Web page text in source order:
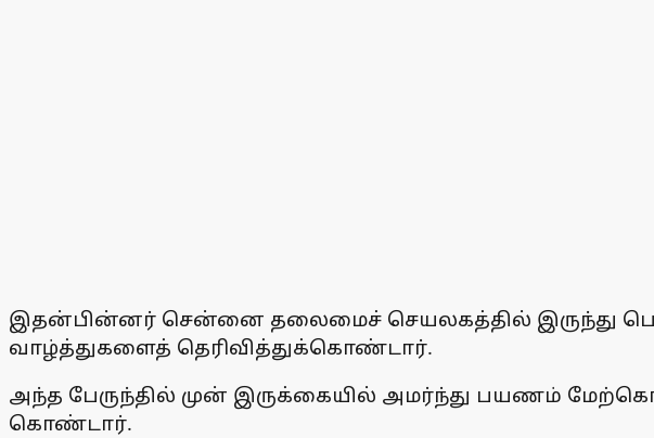
இதன்பின்னர் சென்னை தலைமைச் செயலகத்தில் இருந்து
வாழ்த்துகளைத் தெரிவித்துக்கொண்டார்.
அந்த பேருந்தில் முன் இருக்கையில் அமர்ந்து பயணம்
கொண்டார்.